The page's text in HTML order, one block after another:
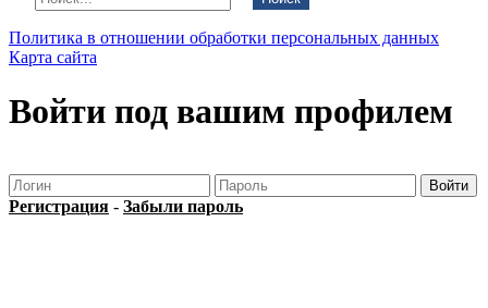
Политика в отношении обработки персональных данных
Карта сайта
Войти под вашим профилем
Регистрация - Забыли пароль